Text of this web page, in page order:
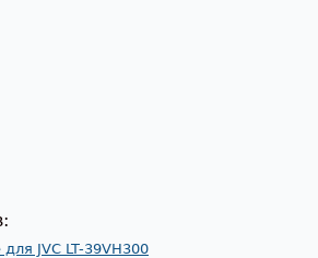
JVC LT-39VH300